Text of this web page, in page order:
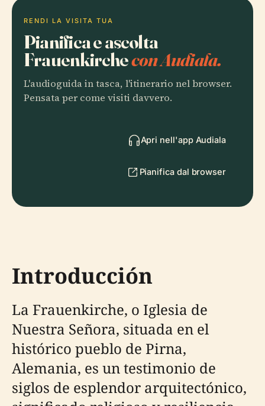
RENDI LA VISITA TUA
Pianifica e ascolta
Frauenkirchecon Audiala.
L'audioguida in tasca, l'itinerario nel browser.
Pensata per come visiti davvero.
Apri nell'app Audiala
Pianifica dal browser
Introducción
La Frauenkirche, o Iglesia de
Nuestra Señora, situada en el
histórico pueblo de Pirna,
Alemania, es un testimonio de
siglos de esplendor arquitectónico,